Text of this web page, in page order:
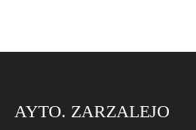
AYTO. ZARZALEJO